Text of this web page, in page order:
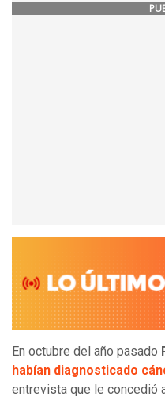
En octubre del año pasado
habían diagnosticado
entrevista que le concedió